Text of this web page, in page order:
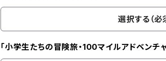
選択する（必
「小学生たちの冒険旅・100マイルアドベンチ